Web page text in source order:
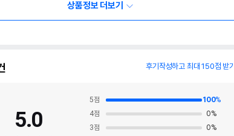
상품정보 더보기
후기작성하고 최대 150점 받기
5.0
5점 100%
4점 0%
3점 0%